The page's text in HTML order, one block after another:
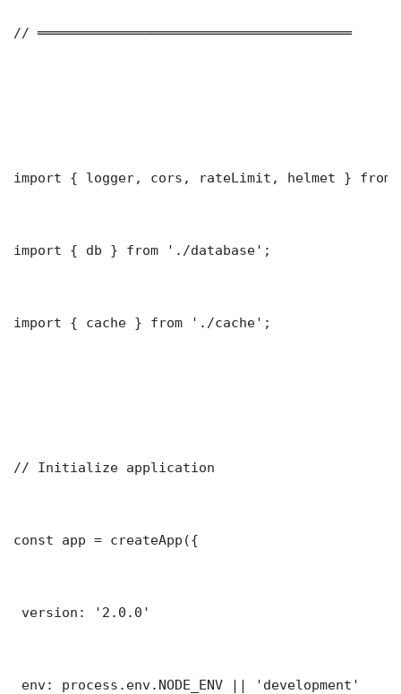
// ═══════════════════════════════════════
import { logger, cors, rateLimit, helmet } from
import { db } from './database';
import { cache } from './cache';
// Initialize application
const app = createApp({
version: '2.0.0'
env: process.env.NODE_ENV || 'development'